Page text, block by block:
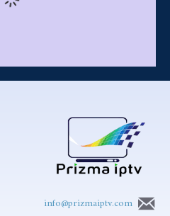
info@prizmaiptv.com